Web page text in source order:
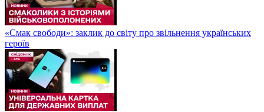
«Смак свободи»: заклик до світу про звільнення українських
героїв